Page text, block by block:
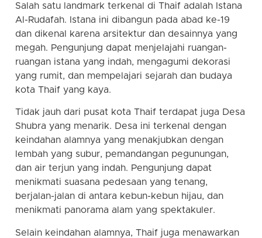
Salah satu landmark terkenal di Thaif adalah Istana
Al-Rudafah. Istana ini dibangun pada abad ke-19
dan dikenal karena arsitektur dan desainnya yang
megah. Pengunjung dapat menjelajahi ruangan-
ruangan istana yang indah, mengagumi dekorasi
yang rumit, dan mempelajari sejarah dan budaya
kota Thaif yang kaya.
Tidak jauh dari pusat kota Thaif terdapat juga Desa
Shubra yang menarik. Desa ini terkenal dengan
keindahan alamnya yang menakjubkan dengan
lembah yang subur, pemandangan pegunungan,
dan air terjun yang indah. Pengunjung dapat
menikmati suasana pedesaan yang tenang,
berjalan-jalan di antara kebun-kebun hijau, dan
menikmati panorama alam yang spektakuler.
Selain keindahan alamnya, Thaif juga menawarkan